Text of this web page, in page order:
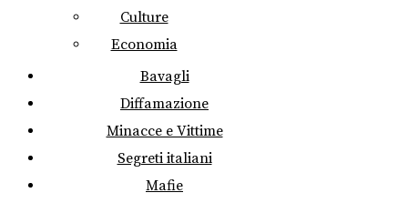
Culture
Economia
Bavagli
Diffamazione
Minacce e Vittime
Segreti italiani
Mafie